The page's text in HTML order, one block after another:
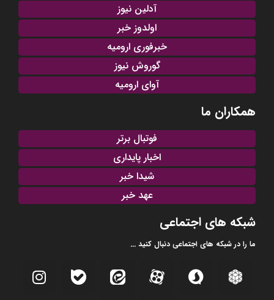
آدلین نیوز
اولدوز خبر
خبرفوری ارومیه
گوروش نیوز
آوای ارومیه
همکاران ما
فوتبال برتر
اخبار پایداری
شیدا خبر
عهد خبر
شبکه های اجتماعی
ما را در شبکه های اجتماعی دنبال کنید ...